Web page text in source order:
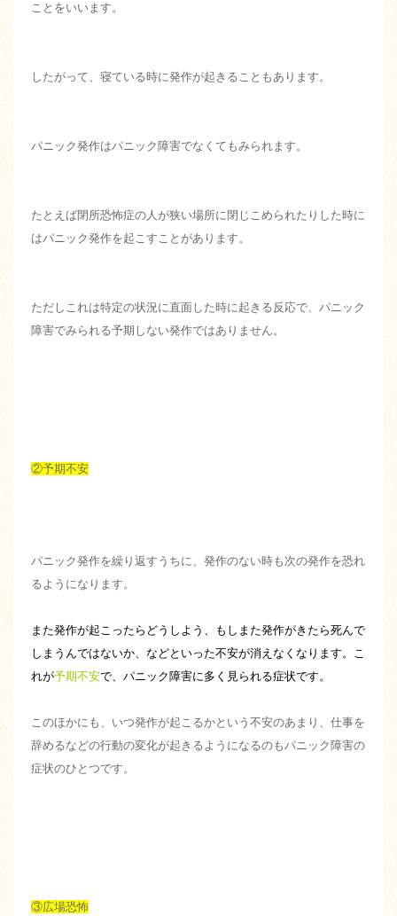
ことをいいます。
したがって、寝ている時に発作が起きることもあります。
パニック発作はパニック障害でなくてもみられます。
たとえば閉所恐怖症の人が狭い場所に閉じこめられたりした時に
はパニック発作を起こすことがあります。
ただしこれは特定の状況に直面した時に起きる反応で、パニック
障害でみられる予期しない発作ではありません。
②予期不安
パニック発作を繰り返すうちに、発作のない時も次の発作を恐れ
るようになります。
また発作が起こったらどうしよう、もしまた発作がきたら死んで
しまうんではないか、などといった不安が消えなくなります。こ
れが予期不安で、パニック障害に多く見られる症状です。
このほかにも、いつ発作が起こるかという不安のあまり、仕事を
辞めるなどの行動の変化が起きるようになるのもパニック障害の
症状のひとつです。
③広場恐怖